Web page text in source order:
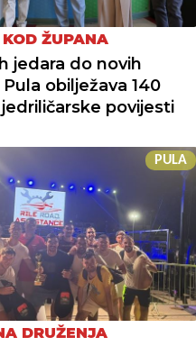
ŽUPANA
jedara do novih
obilježava 140
povijesti
PULA
DRUŽENJA